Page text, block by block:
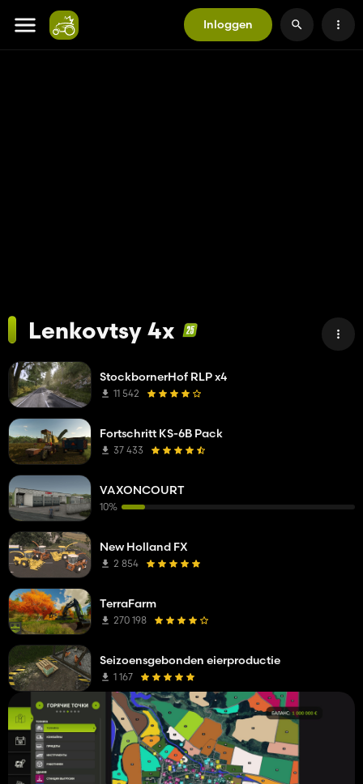
Inloggen
Lenkovtsy 4x
StockbornerHof RLP x4
11 542
Fortschritt KS-6B Pack
37 433
VAXONCOURT
10%
New Holland FX
2 854
TerraFarm
270 198
Seizoensgebonden eierproductie
1 167